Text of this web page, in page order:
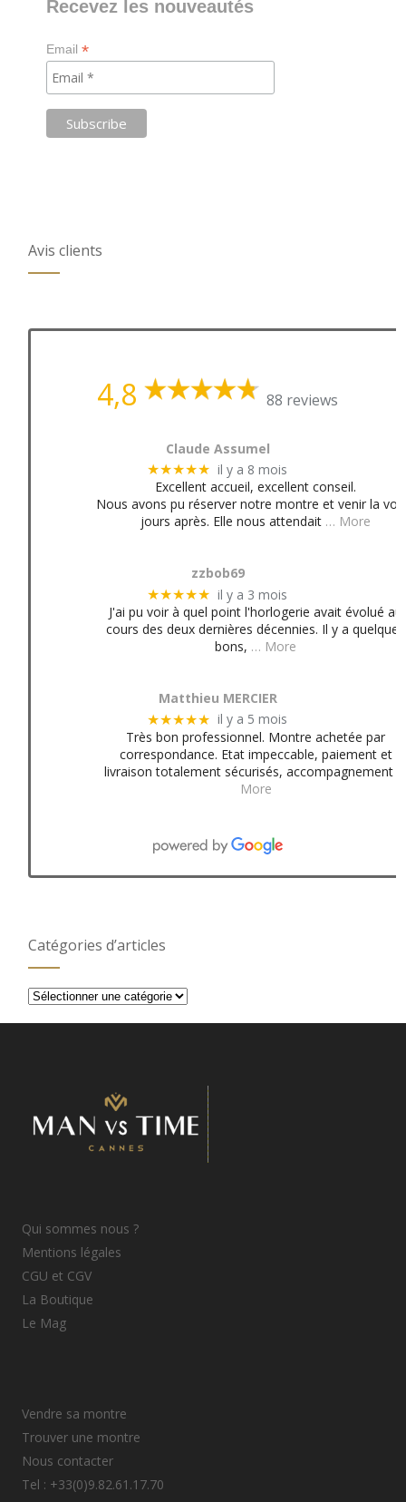
Recevez les nouveautés
Email*
Avis clients
4,8 88 reviews
Claude Assumel
★★★★★ il y a 8 mois
Excellent accueil, excellent conseil.
Nous avons pu réserver notre montre et venir la
jours après. Elle nous attendait … More
zzbob69
★★★★★ il y a 3 mois
J'ai pu voir à quel point l'horlogerie avait évolué au
cours des deux dernières décennies. Il y a quelques
bons, … More
Matthieu MERCIER
★★★★★ il y a 5 mois
Très bon professionnel. Montre achetée par
correspondance. Etat impeccable, paiement et
livraison totalement sécurisés, accompagnement
More
Catégories d’articles
Catégories
Qui sommes nous ?
Mentions légales
CGU et CGV
La Boutique
Le Mag
Vendre sa montre
Trouver une montre
Nous contacter
Tel : +33(0)9.82.61.17.70